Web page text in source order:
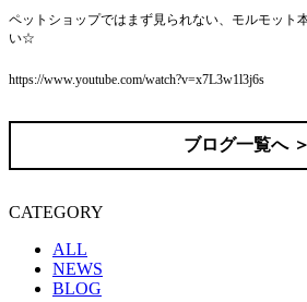
ペットショップではまず見られない、モルモット
い☆
https://www.youtube.com/watch?v=x7L3w1l3j6s
ブログ一覧へ ＞
CATEGORY
ALL
NEWS
BLOG